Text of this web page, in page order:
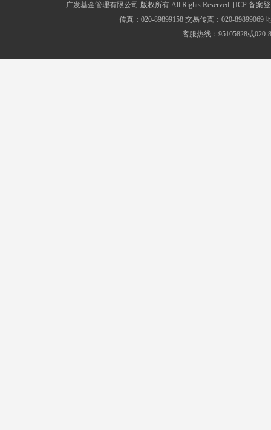
广发基金管理有限公司 版权所有 All Rights Reserved. [ICP 备案
传真：020-89899158 交易传真：020-
客服热线：95105828或020-